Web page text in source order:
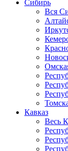
Сибирь
Вся
Кавказ
Весь